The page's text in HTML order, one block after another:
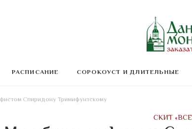
РАСПИСАНИЕ СОРОКОУСТ И ДЛИТЕЛЬНЫЕ
Спиридону Тримифунтскому
CКИТ